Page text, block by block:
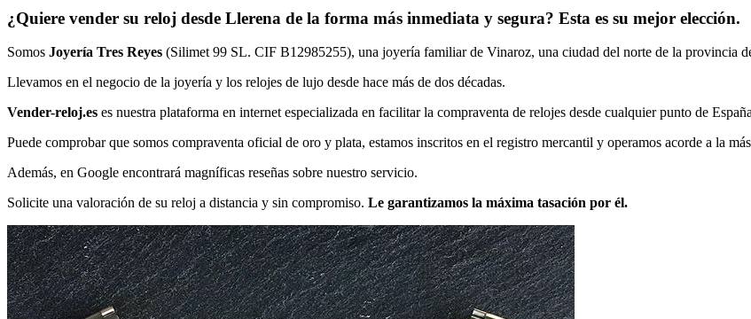
¿Quiere vender su reloj desde Llerena de la forma más inmediata y segura? Esta es su mejor elección.
Somos Joyería Tres Reyes (Silimet 99 SL. CIF B12985255), una joyería familiar de Vinaroz, una ciudad del norte de la provincia
Llevamos en el negocio de la joyería y los relojes de lujo desde hace más de dos décadas.
Vender-reloj.es es nuestra plataforma en internet especializada en facilitar la compraventa de relojes desde cualquier punto de
Puede comprobar que somos compraventa oficial de oro y plata, estamos inscritos en el registro mercantil y operamos acorde a la
Además, en Google encontrará magníficas reseñas sobre nuestro servicio.
Solicite una valoración de su reloj a distancia y sin compromiso. Le garantizamos la máxima tasación por él.